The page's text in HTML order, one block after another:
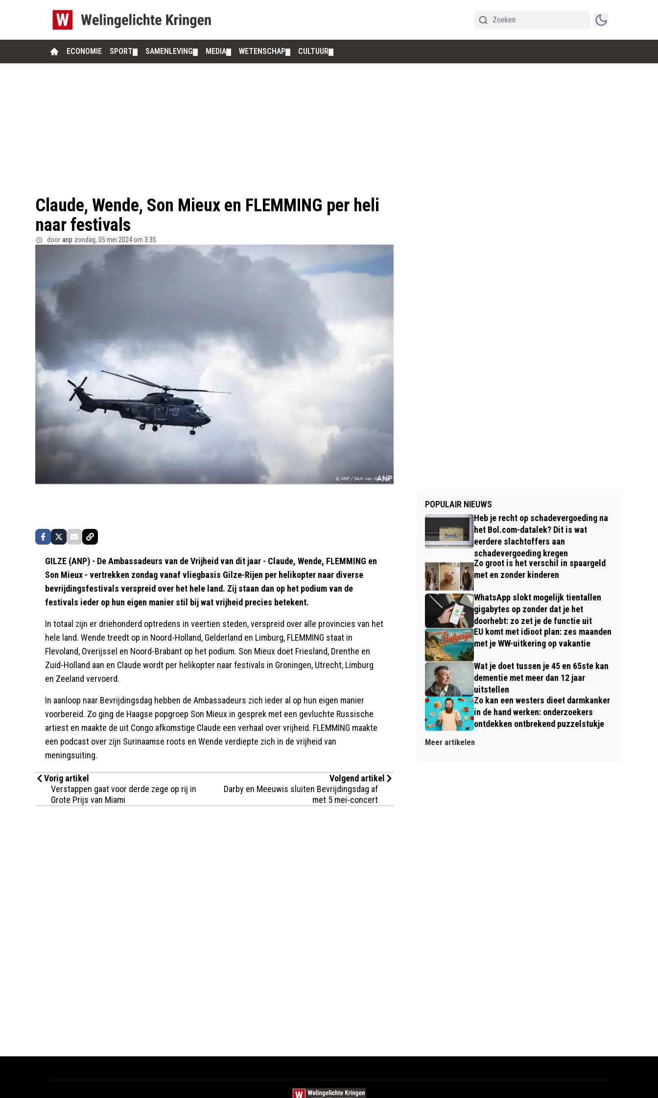
ECONOMIE SPORT SAMENLEVING MEDIA WETENSCHAP CULTUUR
Claude, Wende, Son Mieux en FLEMMING per heli
naar festivals
door anp zondag, 05 mei 2024 om 3:35
GILZE (ANP) - De Ambassadeurs van de Vrijheid van dit jaar - Claude, Wende, FLEMMING en
Son Mieux - vertrekken zondag vanaf vliegbasis Gilze-Rijen per helikopter naar diverse
bevrijdingsfestivals verspreid over het hele land. Zij staan dan op het podium van de
festivals ieder op hun eigen manier stil bij wat vrijheid precies betekent.
In totaal zijn er driehonderd optredens in veertien steden, verspreid over alle provincies van het
hele land. Wende treedt op in Noord-Holland, Gelderland en Limburg, FLEMMING staat in
Flevoland, Overijssel en Noord-Brabant op het podium. Son Mieux doet Friesland, Drenthe en
Zuid-Holland aan en Claude wordt per helikopter naar festivals in Groningen, Utrecht, Limburg
en Zeeland vervoerd.
In aanloop naar Bevrijdingsdag hebben de Ambassadeurs zich ieder al op hun eigen manier
voorbereid. Zo ging de Haagse popgroep Son Mieux in gesprek met een gevluchte Russische
artiest en maakte de uit Congo afkomstige Claude een verhaal over vrijheid. FLEMMING maakte
een podcast over zijn Surinaamse roots en Wende verdiepte zich in de vrijheid van
meningsuiting.
Vorig artikel
Verstappen gaat voor derde zege op rij in
Grote Prijs van Miami
Volgend artikel
Darby en Meeuwis sluiten Bevrijdingsdag af
met 5 mei-concert
POPULAIR NIEUWS
Heb je recht op schadevergoeding na
het Bol.com-datalek? Dit is wat
eerdere slachtoffers aan
schadevergoeding kregen
Zo groot is het verschil in spaargeld
met en zonder kinderen
WhatsApp slokt mogelijk tientallen
gigabytes op zonder dat je het
doorhebt: zo zet je de functie uit
EU komt met idioot plan: zes maanden
met je WW-uitkering op vakantie
Wat je doet tussen je 45 en 65ste kan
dementie met meer dan 12 jaar
uitstellen
Zo kan een westers dieet darmkanker
in de hand werken: onderzoekers
ontdekken ontbrekend puzzelstukje
Meer artikelen